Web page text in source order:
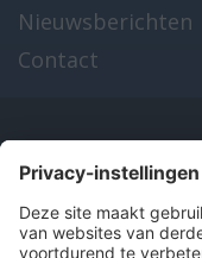
Nieuwsberichten
Contact
Onze producten
en diensten
Over Hitma